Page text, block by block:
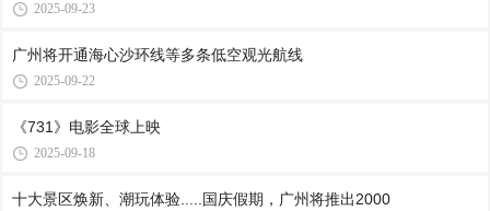
2025-09-23
广州将开通海心沙环线等多条低空观光航线
2025-09-22
《731》电影全球上映
2025-09-18
十大景区焕新、潮玩体验.....国庆假期，广州将推出2000